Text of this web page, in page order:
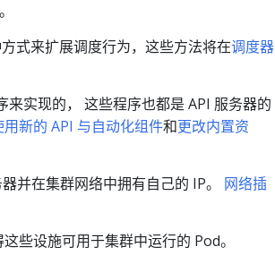
式来扩展调度行为，这些方法将在调度器
来实现的， 这些程序也都是 API 服务器的
用新的 API 与自动化组件和更改内置资
并在集群网络中拥有自己的 IP。 网络插
些设施可用于集群中运行的 Pod。